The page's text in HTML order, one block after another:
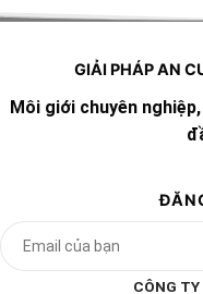
GIẢI PHÁP AN
Môi giới chuyên
CÔNG